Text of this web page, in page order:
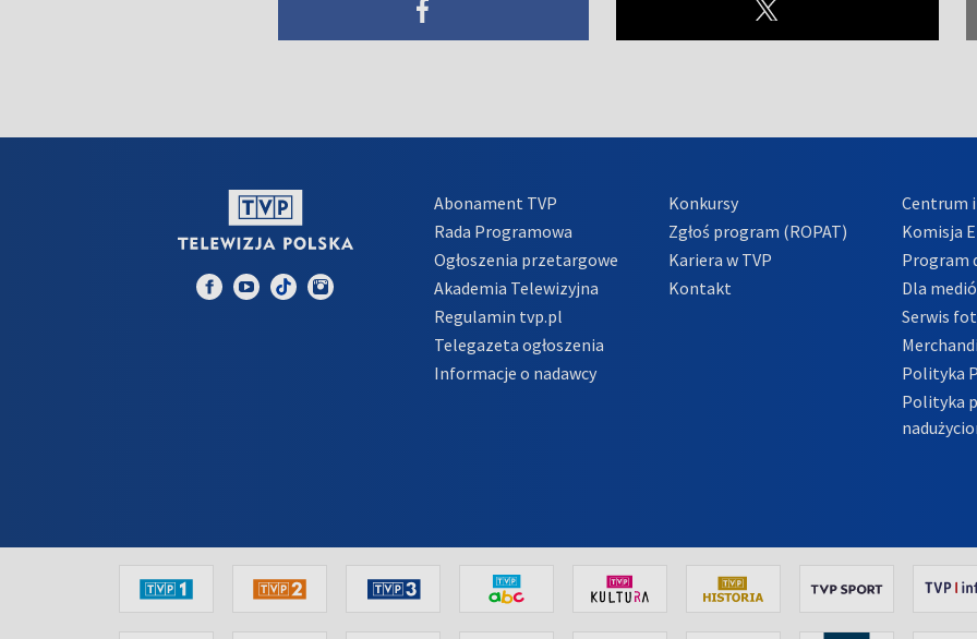
Abonament TVP
Rada Programowa
Ogłoszenia przetargowe
Akademia Telewizyjna
Regulamin tvp.pl
Telegazeta ogłoszenia
Informacje o nadawcy
Konkursy
Zgłoś program (ROPAT)
Kariera w TVP
Kontakt
Centrum
Komisja
Program
Dla
Serwis
Polityka
Polityka